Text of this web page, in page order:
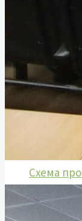
услуг
Схема